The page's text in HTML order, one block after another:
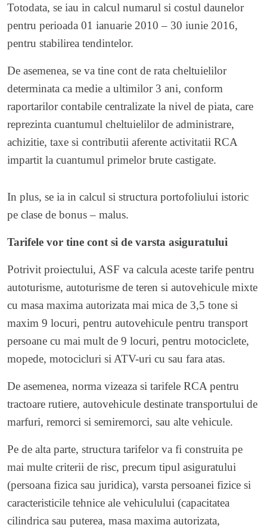
Totodata, se iau in calcul numarul si costul daunelor
pentru perioada 01 ianuarie 2010 – 30 iunie 2016,
pentru stabilirea tendintelor.
De asemenea, se va tine cont de rata cheltuielilor
determinata ca medie a ultimilor 3 ani, conform
raportarilor contabile centralizate la nivel de piata, care
reprezinta cuantumul cheltuielilor de administrare,
achizitie, taxe si contributii aferente activitatii RCA
impartit la cuantumul primelor brute castigate.
In plus, se ia in calcul si structura portofoliului istoric
pe clase de bonus – malus.
Tarifele vor tine cont si de varsta asiguratului
Potrivit proiectului, ASF va calcula aceste tarife pentru
autoturisme, autoturisme de teren si autovehicule mixte
cu masa maxima autorizata mai mica de 3,5 tone si
maxim 9 locuri, pentru autovehicule pentru transport
persoane cu mai mult de 9 locuri, pentru motociclete,
mopede, motocicluri si ATV-uri cu sau fara atas.
De asemenea, norma vizeaza si tarifele RCA pentru
tractoare rutiere, autovehicule destinate transportului de
marfuri, remorci si semiremorci, sau alte vehicule.
Pe de alta parte, structura tarifelor va fi construita pe
mai multe criterii de risc, precum tipul asiguratului
(persoana fizica sau juridica), varsta persoanei fizice si
caracteristicile tehnice ale vehiculului (capacitatea
cilindrica sau puterea, masa maxima autorizata,